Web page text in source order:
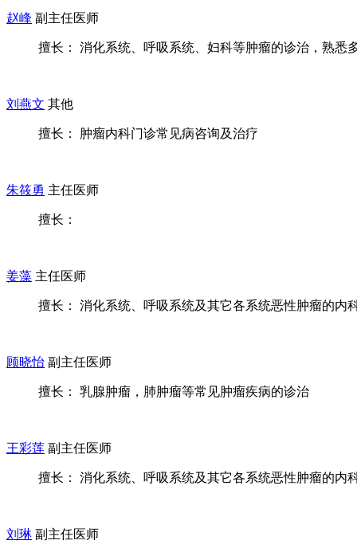
赵峰 副主任医师
擅长： 消化系统、呼吸系统、妇科等肿瘤的诊治，熟悉
刘燕文 其他
擅长： 肿瘤内科门诊常见病咨询及治疗
朱筱勇 主任医师
擅长：
姜藻 主任医师
擅长： 消化系统、呼吸系统及其它各系统恶性肿瘤的内
顾晓怡 副主任医师
擅长： 乳腺肿瘤，肺肿瘤等常见肿瘤疾病的诊治
王彩莲 副主任医师
擅长： 消化系统、呼吸系统及其它各系统恶性肿瘤的内
刘琳 副主任医师